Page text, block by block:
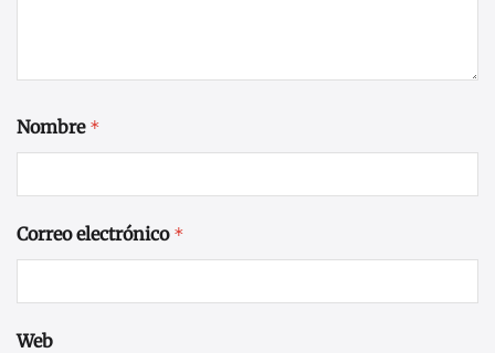
Nombre *
Correo electrónico *
Web